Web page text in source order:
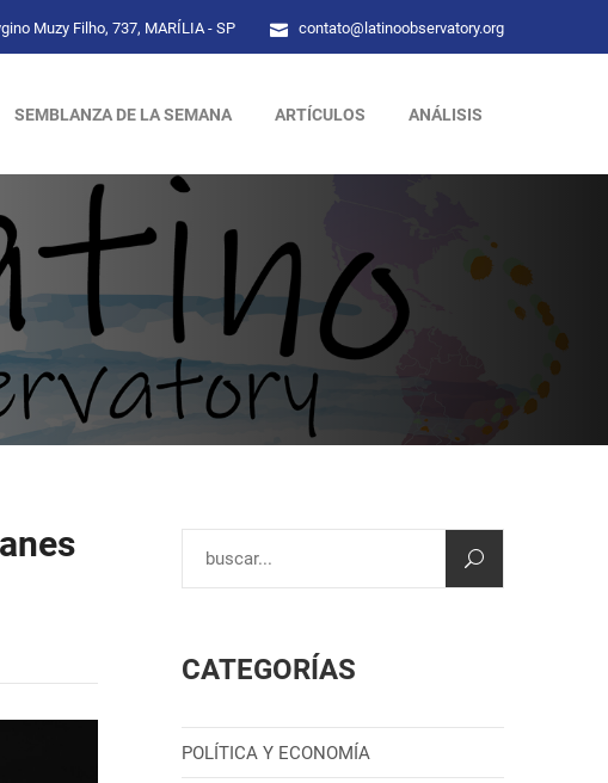
Muzy Filho, 737, MARÍLIA - SP contato@latinoobservatory.org
SEMBLANZA DE LA SEMANA ARTÍCULOS ANÁLISIS
CATEGORÍAS
POLÍTICA Y ECONOMÍA